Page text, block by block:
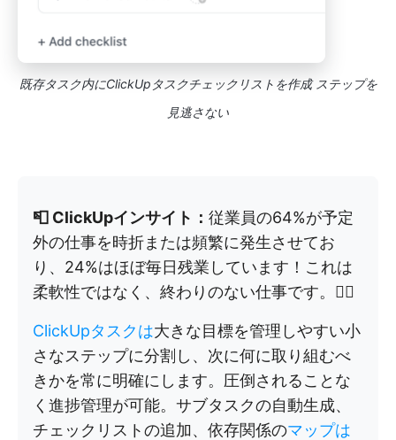
既存タスク内にClickUpタスクチェックリストを作成 ステップを
見逃さない
📮 ClickUpインサイト： 従業員の64%が予定
外の仕事を時折または頻繁に発生させてお
り、24%はほぼ毎日残業しています！これは
柔軟性ではなく、終わりのない仕事です。😵‍💫
ClickUpタスクは大きな目標を管理しやすい小
さなステップに分割し、次に何に取り組むべ
きかを常に明確にします。圧倒されることな
く進捗管理が可能。サブタスクの自動生成、
チェックリストの追加、依存関係のマップは